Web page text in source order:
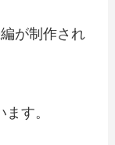
が制作され
す。